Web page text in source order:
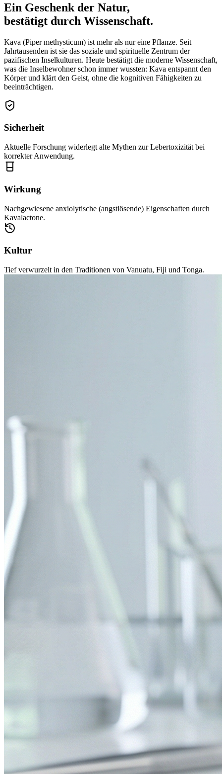
Ein Geschenk der Natur,
bestätigt durch Wissenschaft.
Kava (Piper methysticum) ist mehr als nur eine Pflanze. Seit
Jahrtausenden ist sie das soziale und spirituelle Zentrum der
pazifischen Inselkulturen. Heute bestätigt die moderne Wissenschaft,
was die Inselbewohner schon immer wussten: Kava entspannt den
Körper und klärt den Geist, ohne die kognitiven Fähigkeiten zu
beeinträchtigen.
Sicherheit
Aktuelle Forschung widerlegt alte Mythen zur Lebertoxizität bei
korrekter Anwendung.
Wirkung
Nachgewiesene anxiolytische (angstlösende) Eigenschaften durch
Kavalactone.
Kultur
Tief verwurzelt in den Traditionen von Vanuatu, Fiji und Tonga.